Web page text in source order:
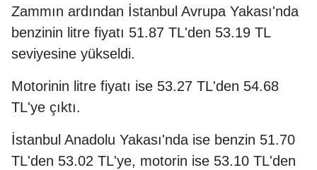
Zammın ardından İstanbul Avrupa Yakası'nda
benzinin litre fiyatı 51.87 TL'den 53.19 TL
seviyesine yükseldi.
Motorinin litre fiyatı ise 53.27 TL'den 54.68
TL'ye çıktı.
İstanbul Anadolu Yakası'nda ise benzin 51.70
TL'den 53.02 TL'ye, motorin ise 53.10 TL'den